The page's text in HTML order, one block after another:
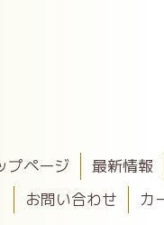
プページ 最新情報
お問い合わせ
カ